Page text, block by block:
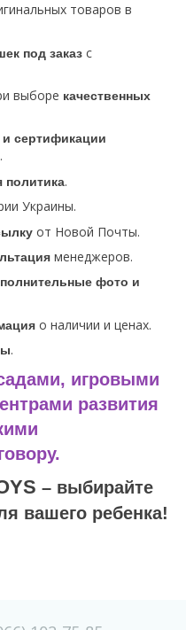
товаров в
под заказ с
выборе качественных
сертификации
политика.
Украины.
от Новой Почты.
менеджеров.
фото и
о наличии и ценах.
.
игровыми
развития
– выбирайте
вашего ребенка!